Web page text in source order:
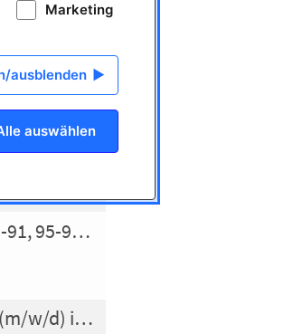
Vertriebstalent im zahnmedizinischen Außendienst - PLZ-Gebiete 48-49, 33 (m/w/d)
Vertriebstalent im zahnmedizinischen Außendienst - PLZ-Gebiete 72, 78, 88-89 (m/w/d)
Vertriebstalent im zahnmedizinischen Außendienst - PLZ-Gebiete 90-91, 95-96, 98 (m/w/d)
Auszubildende zur/zum Zahnmedizinischen Fachangestellten / ZFA (m/w/d) in Köln
Marketing
ausblenden
auswählen